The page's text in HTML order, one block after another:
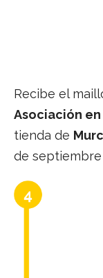
Recibe el
Asociación
tienda de
de septiembre